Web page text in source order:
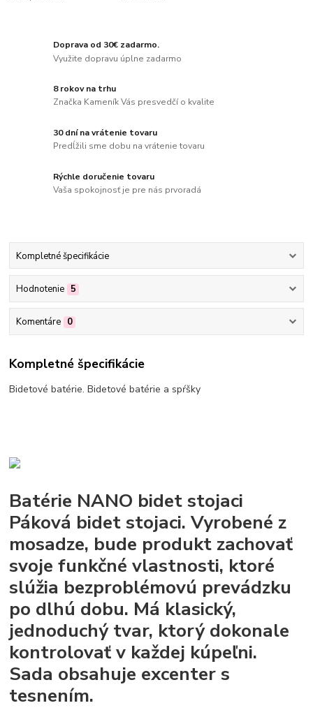
Doprava od 30€ zadarmo.
Využite dopravu úplne zadarmo
8 rokov na trhu
Značka Kameník Vás presvedčí o kvalite
30 dní na vrátenie tovaru
Predĺžili sme dobu na vrátenie tovaru
Rýchle doručenie tovaru
Vaša spokojnosť je pre nás prvoradá
Kompletné špecifikácie
Hodnotenie 5
Komentáre 0
Kompletné špecifikácie
Bidetové batérie. Bidetové batérie a spŕšky
Batérie NANO bidet stojaci
Páková bidet stojaci. Vyrobené z
mosadze, bude produkt zachovať
svoje funkčné vlastnosti, ktoré
slúžia bezproblémovú prevádzku
po dlhú dobu. Má klasický,
jednoduchý tvar, ktorý dokonale
kontrolovať v každej kúpeľni.
Sada obsahuje excenter s
tesnením.